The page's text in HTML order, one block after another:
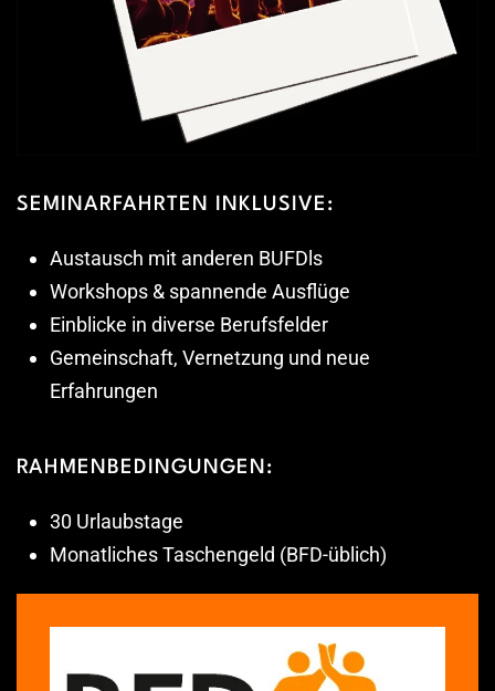
SEMINARFAHRTEN INKLUSIVE:
Austausch mit anderen BUFDls
Workshops & spannende Ausflüge
Einblicke in diverse Berufsfelder
Gemeinschaft, Vernetzung und neue
Erfahrungen
RAHMENBEDINGUNGEN:
30 Urlaubstage
Monatliches Taschengeld (BFD-üblich)